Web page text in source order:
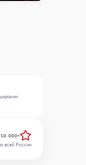
50 000+
всей России